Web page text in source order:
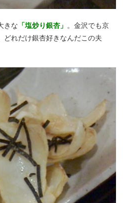
きな 「塩炒り銀杏」 。金沢でも京
どれだけ銀杏好きなんだこの夫